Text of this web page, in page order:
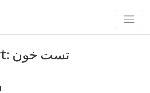
Schlagwort: تست خون